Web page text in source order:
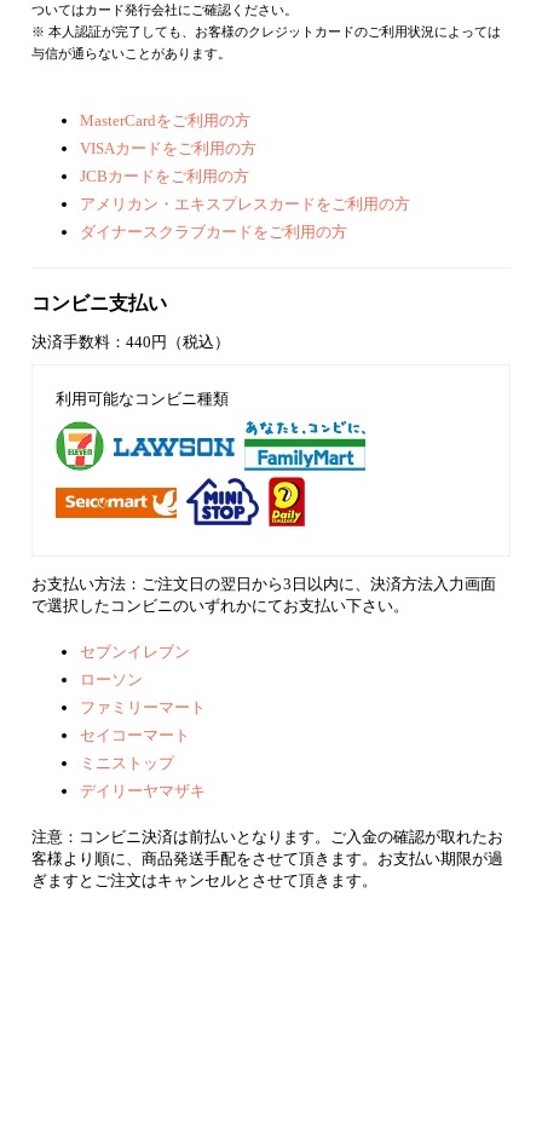
ついてはカード発行会社にご確認ください。
※ 本人認証が完了しても、お客様のクレジットカードのご利用状況によっては
与信が通らないことがあります。
MasterCardをご利用の方
VISAカードをご利用の方
JCBカードをご利用の方
アメリカン・エキスプレスカードをご利用の方
ダイナースクラブカードをご利用の方
コンビニ支払い
決済手数料：440円（税込）
利用可能なコンビニ種類
お支払い方法：ご注文日の翌日から3日以内に、決済方法入力画面
で選択したコンビニのいずれかにてお支払い下さい。
セブンイレブン
ローソン
ファミリーマート
セイコーマート
ミニストップ
デイリーヤマザキ
注意：コンビニ決済は前払いとなります。ご入金の確認が取れたお
客様より順に、商品発送手配をさせて頂きます。お支払い期限が過
ぎますとご注文はキャンセルとさせて頂きます。